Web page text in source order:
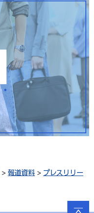
> 報道資料 > プレスリリー
ページ